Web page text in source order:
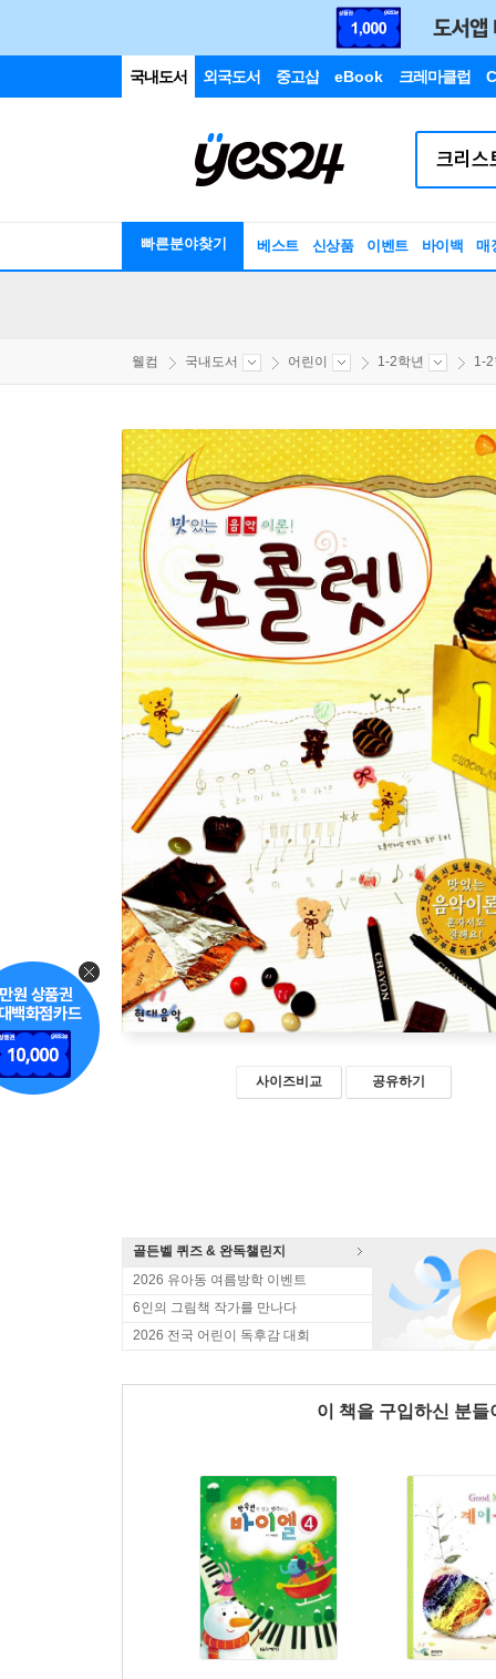
국내도서 외국도서 중고샵 eBook 크레마클럽
빠른분야찾기 베스트 신상품 이벤트 바이백 매
웰컴 국내도서 어린이 1-2학년 1-
사이즈비교 공유하기
골든벨 퀴즈 & 완독챌린지
2026 유아동 여름방학 이벤트
6인의 그림책 작가를 만나다
2026 전국 어린이 독후감 대회
이 책을 구입하신 분